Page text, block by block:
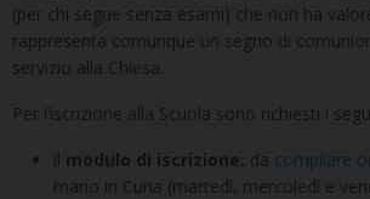
(per chi segue senza esami) che non ha
rappresenta comunque un segno di
servizio alla Chiesa.
Per l’iscrizione alla Scuola sono richiesti i
il modulo di iscrizione: da compilare
mano in Curia (martedì, mercoledì e